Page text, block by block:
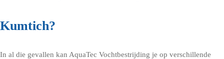
Kumtich?
In al die gevallen kan AquaTec Vochtbestrijding je op verschillende